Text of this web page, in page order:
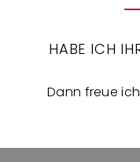
HABE ICH
Dann freue